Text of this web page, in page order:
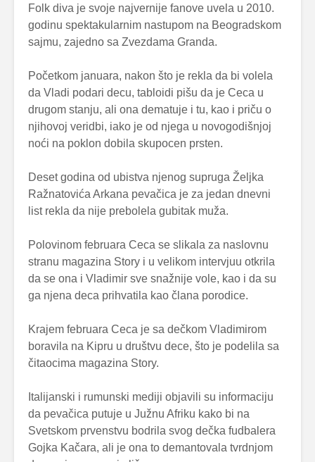
Folk diva je svoje najvernije fanove uvela u 2010.
godinu spektakularnim nastupom na Beogradskom
sajmu, zajedno sa Zvezdama Granda.
Početkom januara, nakon što je rekla da bi volela
da Vladi podari decu, tabloidi pišu da je Ceca u
drugom stanju, ali ona dematuje i tu, kao i priču o
njihovoj veridbi, iako je od njega u novogodišnjoj
noći na poklon dobila skupocen prsten.
Deset godina od ubistva njenog supruga Željka
Ražnatovića Arkana pevačica je za jedan dnevni
list rekla da nije prebolela gubitak muža.
Polovinom februara Ceca se slikala za naslovnu
stranu magazina Story i u velikom intervjuu otkrila
da se ona i Vladimir sve snažnije vole, kao i da su
ga njena deca prihvatila kao člana porodice.
Krajem februara Ceca je sa dečkom Vladimirom
boravila na Kipru u društvu dece, što je podelila sa
čitaocima magazina Story.
Italijanski i rumunski mediji objavili su informaciju
da pevačica putuje u Južnu Afriku kako bi na
Svetskom prvenstvu bodrila svog dečka fudbalera
Gojka Kačara, ali je ona to demantovala tvrdnjom